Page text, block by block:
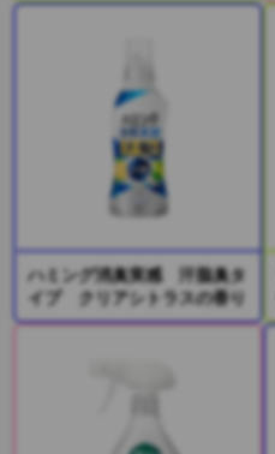
ハミング消臭実感 汗脂臭タ
イプ クリアシトラスの香り